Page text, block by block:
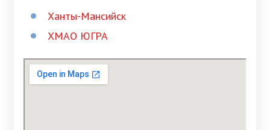
Ханты-Мансийск
ХМАО ЮГРА